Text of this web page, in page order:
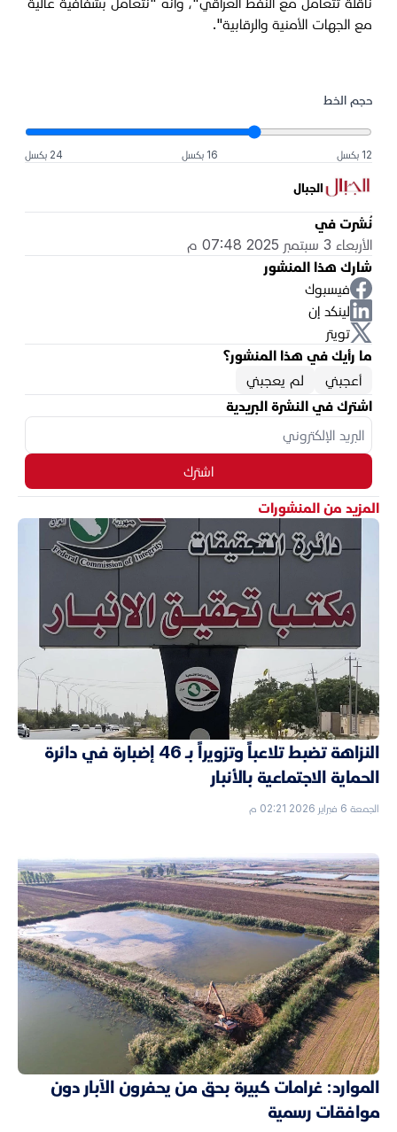
مع الجهات الأمنية والرقابية".
حجم الخط
12 بكسل 16 بكسل 24 بكسل
الجبال
نُشرت في
الأربعاء 3 سبتمبر 2025 07:48 م
شارك هذا المنشور
فيسبوك
لينكد إن
تويتر
ما رأيك في هذا المنشور؟
أعجبني
لم يعجبني
اشترك في النشرة البريدية
اشترك
المزيد من المنشورات
النزاهة تضبط تلاعباً وتزويراً بـ 46 إضبارة في دائرة
الحماية الاجتماعية بالأنبار
الجمعة 6 فبراير 2026 02:21 م
الموارد: غرامات كبيرة بحق من يحفرون الآبار دون
موافقات رسمية